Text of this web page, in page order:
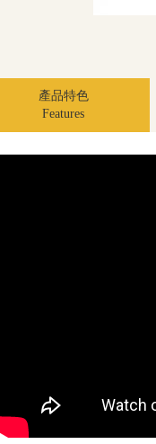
產品特色
Features